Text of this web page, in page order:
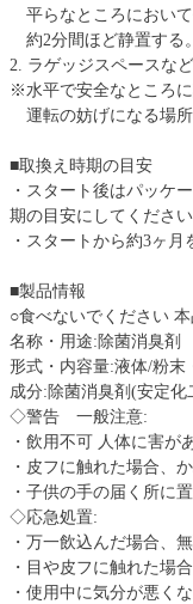
平らなところにおいて
約2分間ほど静置する。
2. ラゲッジスペースな
※水平で安全なところに
運転の妨げになる場所
■取換え時期の目安
・スタート後はパッケ
期の目安にしてください
・スタートから約3ヶ
■製品情報
○食べないでください
名称・用途:除菌消臭剤
形式・内容量:液体/粉末
成分:除菌消臭剤(安定化
◇警告 一般注意:
・飲用不可 人体に害が
・皮フに触れた場合、
・子供の手の届く所に置
◇応急処置:
・万一飲込んだ場合、
・目や皮フに触れた場
・使用中に気分が悪く